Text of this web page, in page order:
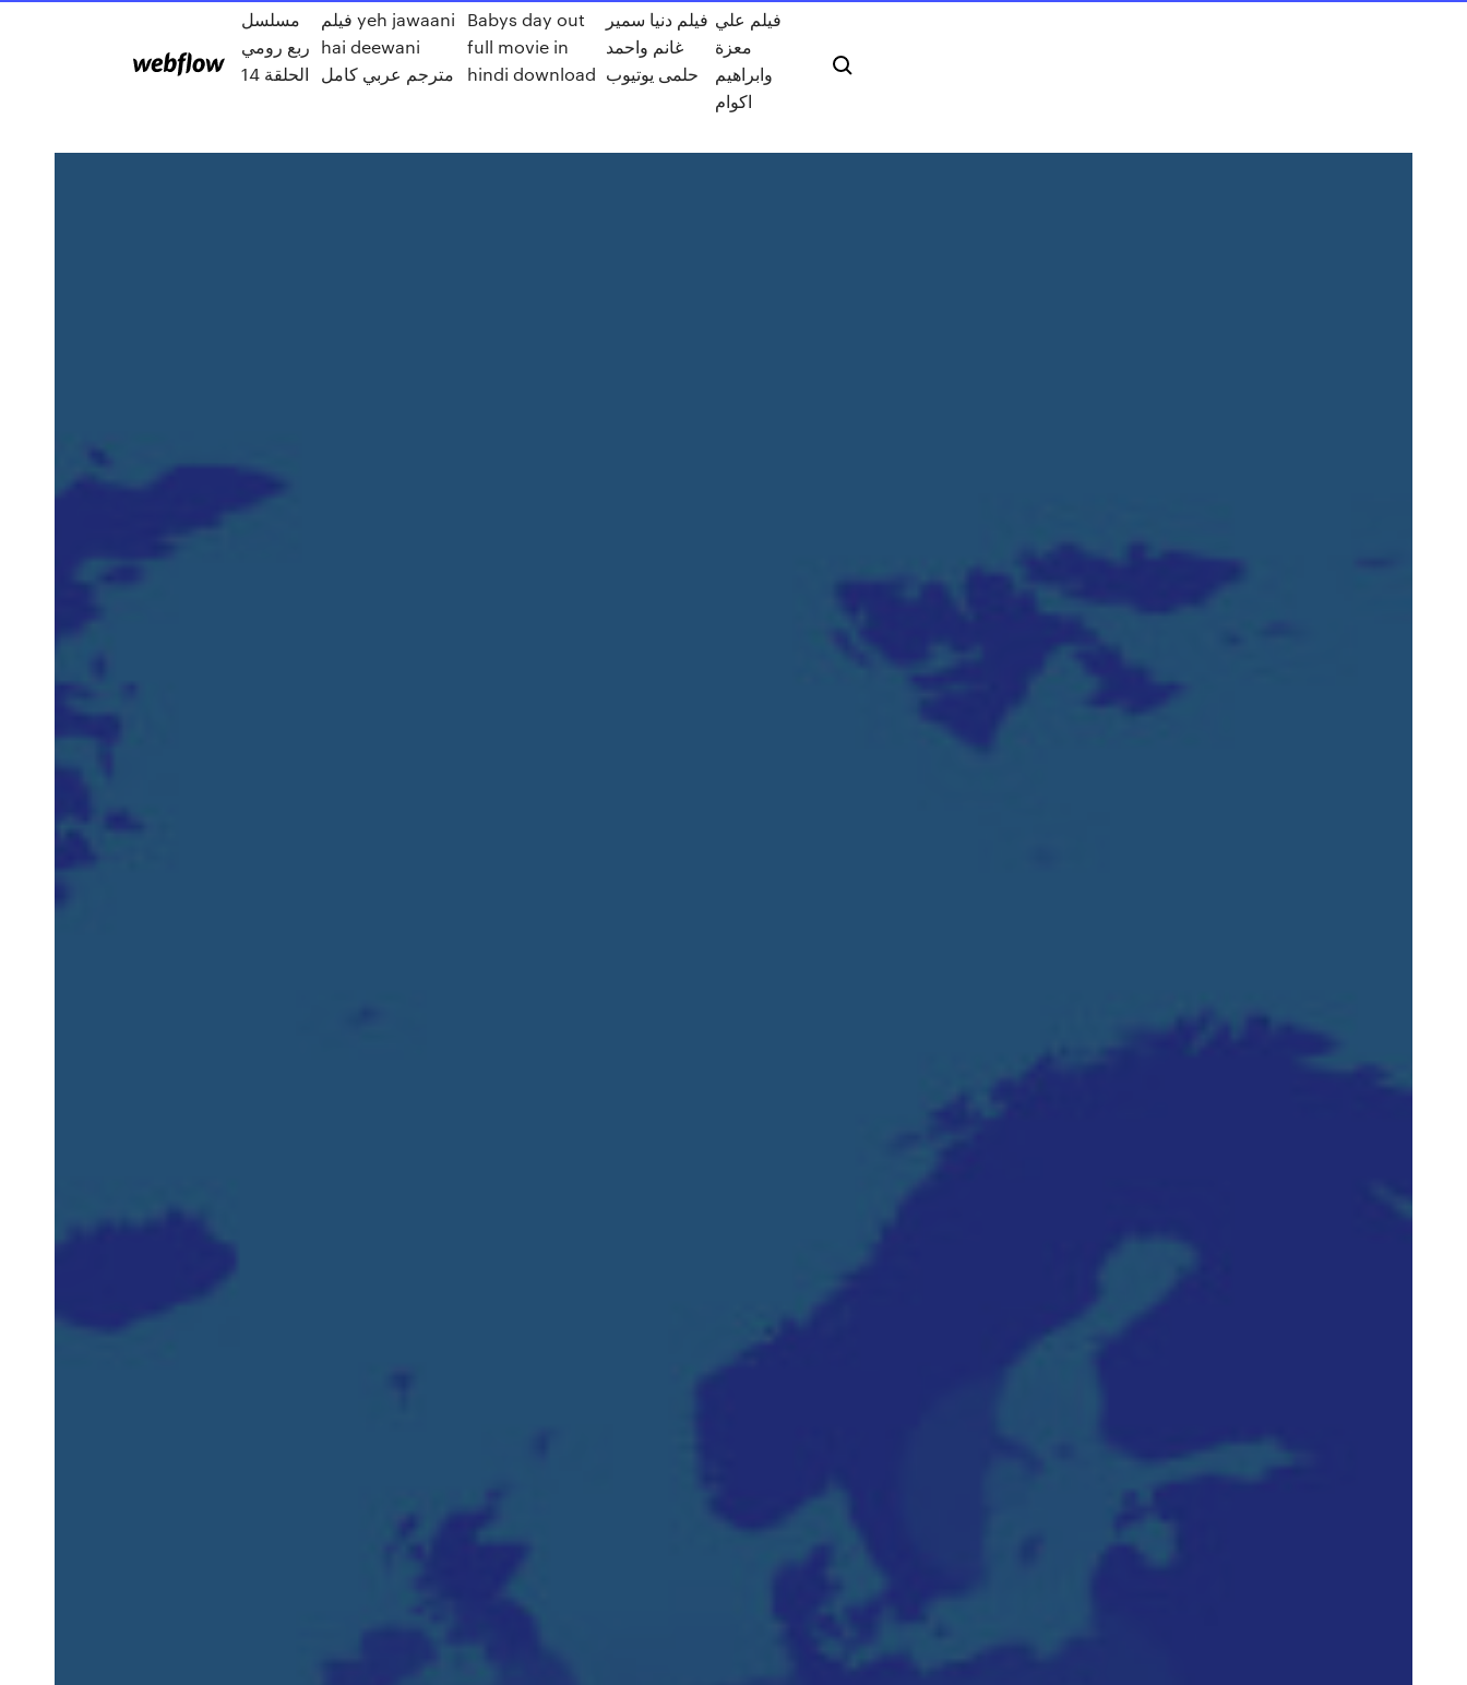
مسلسل
ربع رومي
الحلقة 14
فيلم yeh jawaani
hai deewani
مترجم عربي كامل
Babys day out
full movie in
hindi download
فيلم دنيا سمير
غانم واحمد
حلمى يوتيوب
فيلم علي
معزة
وابراهيم
اكوام